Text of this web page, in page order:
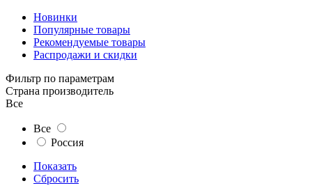
Новинки
Популярные товары
Рекомендуемые товары
Распродажи и скидки
Фильтр по параметрам
Страна производитель
Все
Все
Россия
Показать
Сбросить